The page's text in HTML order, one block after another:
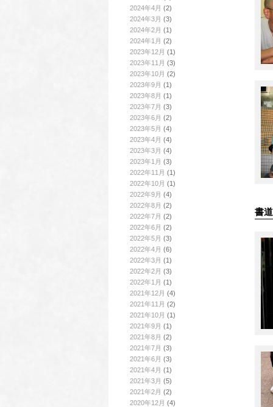
2024年4月 (2)
2024年3月 (3)
2024年2月 (1)
2024年1月 (2)
2023年12月 (1)
2023年11月 (3)
2023年10月 (2)
2023年9月 (1)
2023年8月 (1)
2023年7月 (3)
2023年6月 (2)
2023年5月 (4)
2023年4月 (4)
2023年3月 (4)
2023年1月 (3)
2022年11月 (1)
2022年10月 (1)
2022年9月 (4)
2022年8月 (2)
2022年7月 (2)
2022年6月 (2)
2022年5月 (3)
2022年4月 (6)
2022年3月 (1)
2022年2月 (3)
2022年1月 (1)
2021年12月 (4)
2021年11月 (2)
2021年10月 (1)
2021年9月 (1)
2021年8月 (2)
2021年7月 (3)
2021年6月 (3)
2021年4月 (1)
2021年3月 (5)
2021年2月 (2)
2020年12月 (4)
書